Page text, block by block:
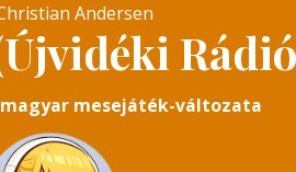
Andersen
mesejáték-változata